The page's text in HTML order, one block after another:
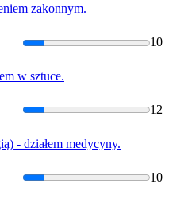
zakonnym.
10
w sztuce.
12
- działem medycyny.
10